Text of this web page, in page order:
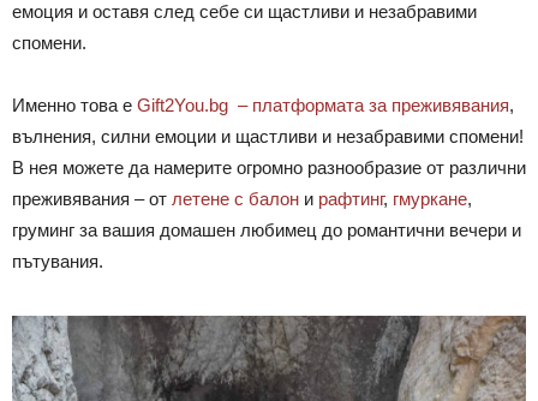
емоция и оставя след себе си щастливи и незабравими
спомени.
Именно това е Gift2You.bg – платформата за преживявания,
вълнения, силни емоции и щастливи и незабравими спомени!
В нея можете да намерите огромно разнообразие от различни
преживявания – от летене с балон и рафтинг, гмуркане,
груминг за вашия домашен любимец до романтични вечери и
пътувания.